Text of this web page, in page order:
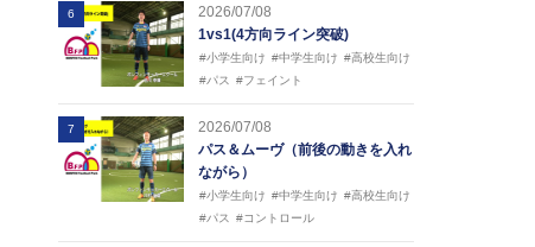
6
2026/07/08
1vs1(4方向ライン突破)
#小学生向け #中学生向け #高校生向け
#パス
#フェイント
7
2026/07/08
パス＆ムーヴ（前後の動きを入れ
ながら）
#小学生向け #中学生向け #高校生向け
#パス
#コントロール